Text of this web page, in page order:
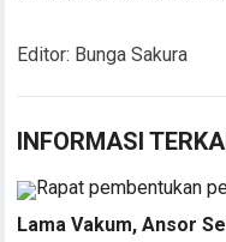
Editor: Bunga Sakura
INFORMASI
Lama Vakum, Ansor